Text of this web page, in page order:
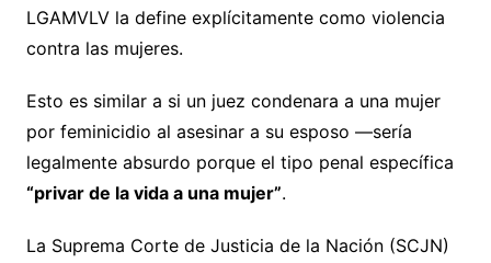
LGAMVLV la define explícitamente como violencia
contra las mujeres.
Esto es similar a si un juez condenara a una mujer
por feminicidio al asesinar a su esposo —sería
legalmente absurdo porque el tipo penal específica
“privar de la vida a una mujer”.
La Suprema Corte de Justicia de la Nación (SCJN)